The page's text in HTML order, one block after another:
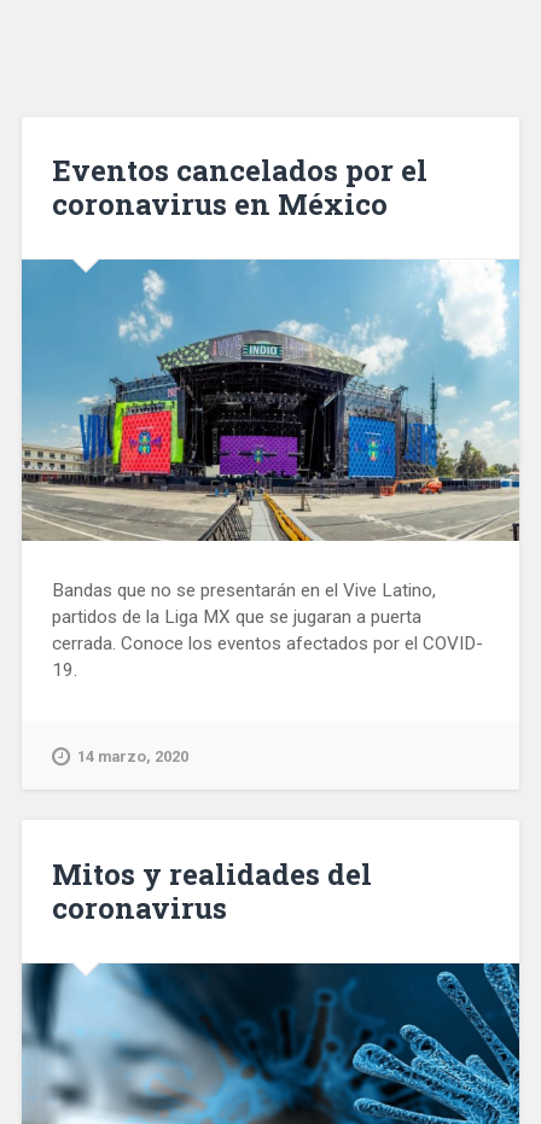
Eventos cancelados por el
coronavirus en México
Bandas que no se presentarán en el Vive Latino,
partidos de la Liga MX que se jugaran a puerta
cerrada. Conoce los eventos afectados por el COVID-
19.
14 marzo, 2020
Mitos y realidades del
coronavirus